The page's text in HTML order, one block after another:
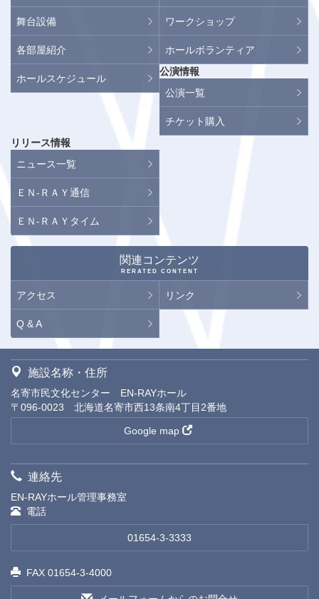
舞台設備
各部屋紹介
ホールスケジュール
ワークショップ
ホールボランティア
公演情報
公演一覧
チケット購入
リリース情報
ニュース一覧
ＥＮ-ＲＡＹ通信
ＥＮ-ＲＡＹタイム
関連コンテンツ
RERATED CONTENT
アクセス リンク
Q & A
施設名称・住所
名寄市民文化センター EN-RAYホール
〒096-0023 北海道名寄市西13条南4丁目2番地
Google map
連絡先
EN-RAYホール管理事務室
電話
01654-3-3333
FAX 01654-3-4000